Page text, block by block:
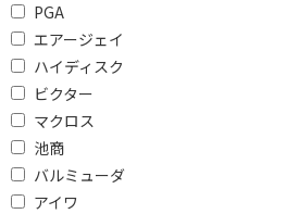
PGA
エアージェイ
ハイディスク
ビクター
マクロス
池商
バルミューダ
アイワ
DTS:Xで絞り込む